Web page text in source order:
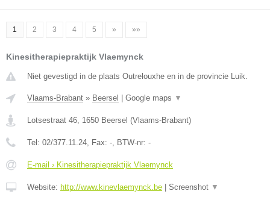
1 2 3 4 5 » »»
Kinesitherapiepraktijk Vlaemynck
Niet gevestigd in de plaats Outrelouxhe en in de provincie Luik.
Vlaams-Brabant » Beersel Google maps ▼
Lotsestraat 46, 1650 Beersel (Vlaams-Brabant)
Tel: 02/377.11.24, Fax: -, BTW-nr: -
E-mail › Kinesitherapiepraktijk Vlaemynck
Website: http://www.kinevlaemynck.be Screenshot ▼